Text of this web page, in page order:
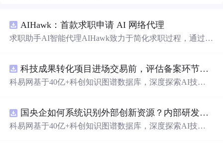
AIHawk：首款求职申请 AI 网络代理
求职助手AI智能代理AIHawk致力于简化求职过程，通过自
科技成果转化项目进场交易前，评估备案环节需要准备哪些材料？.docx
科易网基于40亿+科创知识图谱数据库，深度探索AI技术
新领域的AI+数智化解决方案，推动科技创新与产业创新
智能化发展。
国央企如何系统识别外部创新资源？内部研发体系完善，但对外部高校、中小科技企业技术能力缺乏动态认知。.docx
科易网基于40亿+科创知识图谱数据库，深度探索AI技术